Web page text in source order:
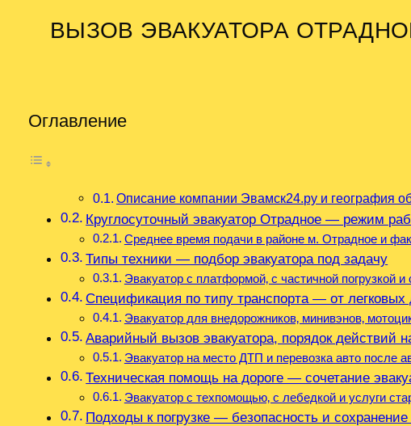
ВЫЗОВ ЭВАКУАТОРА
Оглавление
Описание компании Эвамск24.ру и география
Круглосуточный эвакуатор Отрадное — режим
Среднее время подачи в районе м. Отрадное и
Типы техники — подбор эвакуатора под задачу
Эвакуатор с платформой‚ с частичной погрузкой
Спецификация по типу транспорта — от легковых
Эвакуатор для внедорожников‚ минивэнов‚
Аварийный вызов эвакуатора, порядок действий
Эвакуатор на место ДТП и перевозка авто после
Техническая помощь на дороге — сочетание
Эвакуатор с техпомощью‚ с лебедкой и услуги
Подходы к погрузке — безопасность и сохранение